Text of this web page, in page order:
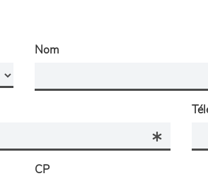
Nom
CP